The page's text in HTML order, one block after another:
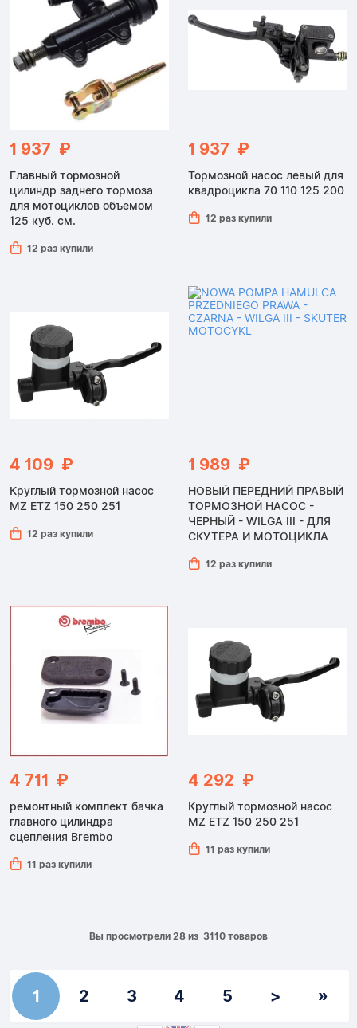
1 937 ₽
Главный тормозной
цилиндр заднего тормоза
для мотоциклов объемом
125 куб. см.
12 раз купили
1 937 ₽
Тормозной насос левый для
квадроцикла 70 110 125 200
12 раз купили
4 109 ₽
Круглый тормозной насос
MZ ETZ 150 250 251
12 раз купили
1 989 ₽
НОВЫЙ ПЕРЕДНИЙ ПРАВЫЙ
ТОРМОЗНОЙ НАСОС -
ЧЕРНЫЙ - WILGA III - ДЛЯ
СКУТЕРА И МОТОЦИКЛА
12 раз купили
4 711 ₽
ремонтный комплект бачка
главного цилиндра
сцепления Brembo
11 раз купили
4 292 ₽
Круглый тормозной насос
MZ ETZ 150 250 251
11 раз купили
Вы просмотрели 28 из 3110 товаров
1 2 3 4 5 > »